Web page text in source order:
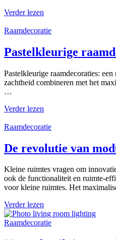
Verder lezen
Raamdecoratie
Pastelkleurige
Pastelkleurige raamdecoraties:
zachtheid combineren met het
…
Verder lezen
Raamdecoratie
De revolutie van
Kleine ruimtes vragen om
ook de functionaliteit en ruimte-
voor kleine ruimtes. Het
Verder lezen
Raamdecoratie